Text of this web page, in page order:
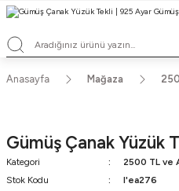
TÜM ALIŞVERİŞLERDE
L'EA'NIN BÜYÜLÜ
HER BİR L'EA ÖMÜR BOYU
TEK ÜRETİM EL
Anasayfa Mağaza
Gümüş Çanak Yüzük
Kategori 2500 TL ve
Stok Kodu
l'ea276